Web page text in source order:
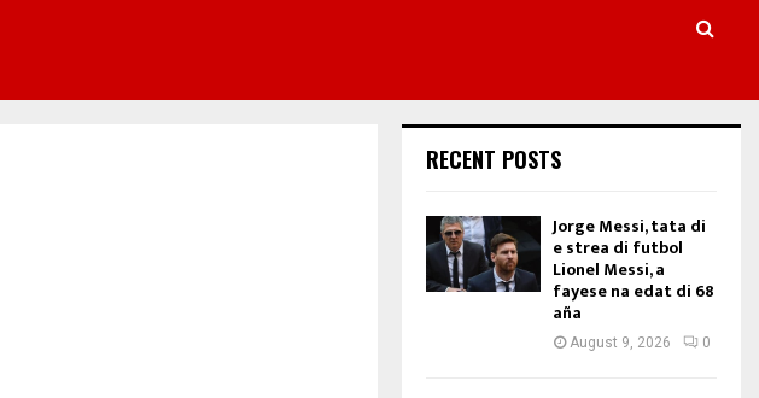
RECENT POSTS
Jorge Messi, tata di
e strea di futbol
Lionel Messi, a
fayese na edat di 68
aña
August 9, 2026 0